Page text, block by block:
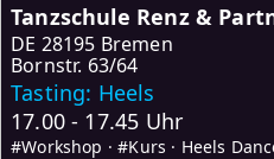
Tanzschule Renz &
DE 28195 Bremen
Bornstr. 63/64
Tasting: Heels
17.00 - 17.45 Uhr
#Workshop · #Kurs · Heels